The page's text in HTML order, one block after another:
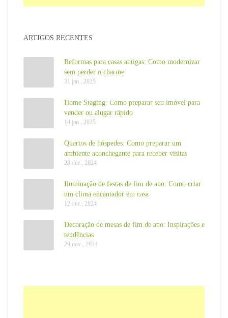
ARTIGOS RECENTES
Reformas para casas antigas: Como modernizar
sem perder o charme
31 jan , 2025
Home Staging: Como preparar seu imóvel para
vender ou alugar rápido
14 jan , 2025
Quartos de hóspedes: Como preparar um
ambiente aconchegante para receber visitas
28 dez , 2024
Iluminação de festas de fim de ano: Como criar
um clima encantador em casa
12 dez , 2024
Decoração de mesas de fim de ano: Inspirações e
tendências
29 nov , 2024